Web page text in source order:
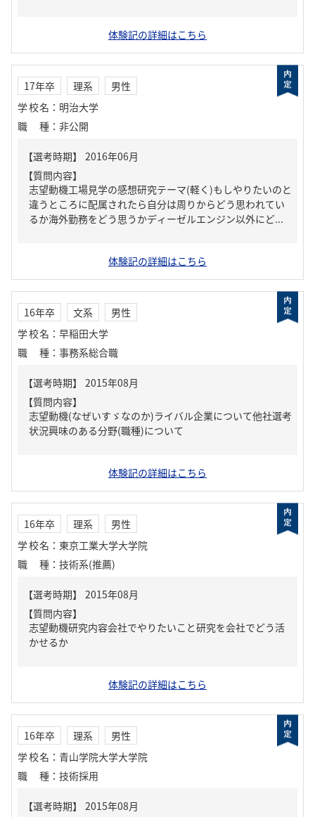
体験記の詳細はこちら
17年卒 理系
男性
学校名 ： 明治大学
職種 ： 非公開
【質問内容】
志望動機工場見学の感想研究テーマ(軽く)もしやりたいのと
違うところに配属されたら自分は周りからどう思われてい
るか海外勤務をどう思うかディーゼルエンジン以外にど...
体験記の詳細はこちら
16年卒 文系
男性
学校名 ： 早稲田大学
職種 ： 事務系総合職
【質問内容】
志望動機(なぜいすゞなのか)ライバル企業について他社選考
状況興味のある分野(職種)について
体験記の詳細はこちら
16年卒 理系
男性
学校名 ： 東京工業大学大学院
職種 ： 技術系(推薦)
【質問内容】
志望動機研究内容会社でやりたいこと研究を会社でどう活
かせるか
体験記の詳細はこちら
16年卒 理系
男性
学校名 ： 青山学院大学大学院
職種 ： 技術採用